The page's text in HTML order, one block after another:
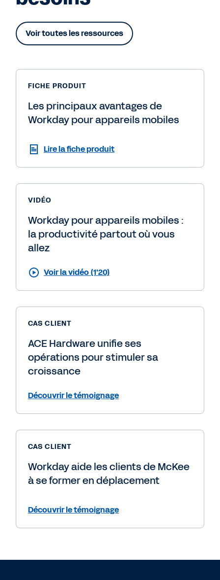
Voir toutes les ressources
FICHE PRODUIT
Les principaux avantages de
Workday pour appareils mobiles
Lire la fiche produit
VIDÉO
Workday pour appareils mobiles :
la productivité partout où vous
allez
Voir la vidéo (1'20)
CAS CLIENT
ACE Hardware unifie ses
opérations pour stimuler sa
croissance
Découvrir le témoignage
CAS CLIENT
Workday aide les clients de McKee
à se former en déplacement
Découvrir le témoignage